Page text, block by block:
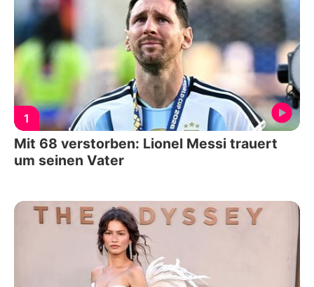
1
Mit 68 verstorben: Lionel Messi trauert
um seinen Vater